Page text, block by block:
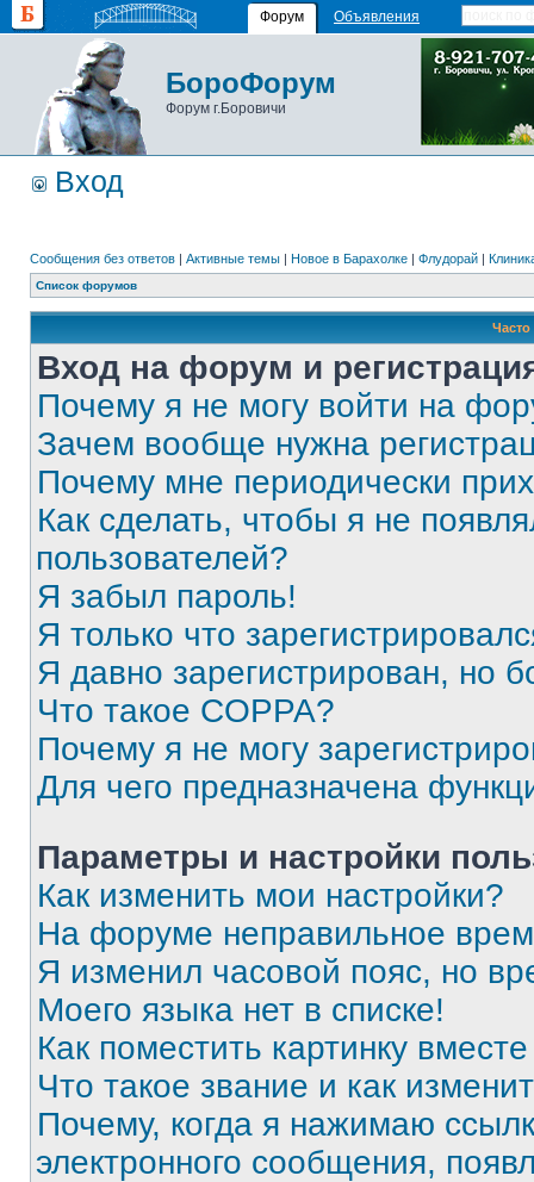
Форум Объявления
БороФорум
Форум г.Боровичи
Вход
Сообщения без ответов | Активные темы | Новое в Барахолке | Флудорай |
Список форумов
Вход на форум и
Почему я не могу войти на
Зачем вообще нужна
Почему мне периодически
Как сделать, чтобы я не
пользователей?
Я забыл пароль!
Я только что
Я давно зарегистрирован, но
Что такое COPPA?
Почему я не могу
Для чего предназначена
Параметры и настройки
Как изменить мои настройки?
На форуме неправильное
Я изменил часовой пояс, но
Моего языка нет в списке!
Как поместить картинку
Что такое звание и как
Почему, когда я нажимаю
электронного сообщения,